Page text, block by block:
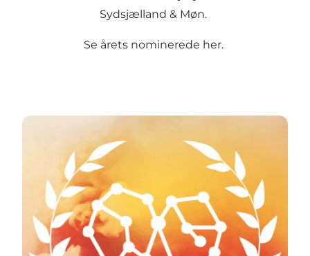
Sydsjælland & Møn.
Se årets nominerede her.
Se de nominerede her